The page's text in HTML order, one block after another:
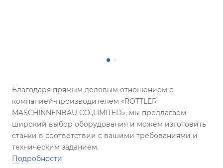
Благодаря прямым деловым отношением с
компанией-производителем «ROTTLER
MASCHINNENBAU CO.,LIMITED», мы предлагаем
широкий выбор оборудования и можем изготовить
станки в соответствии с вашими требованиями и
техническим заданием.
Подробности